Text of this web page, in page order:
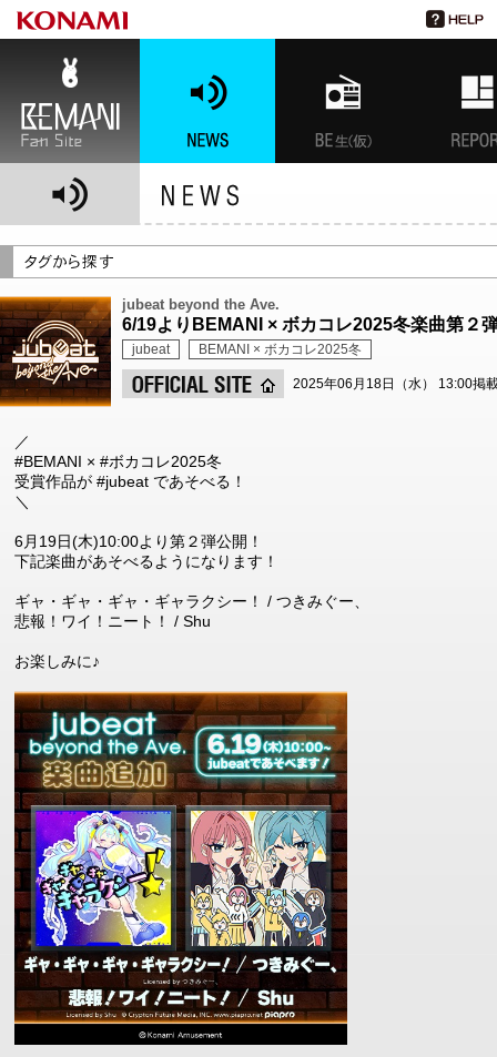
jubeat beyond the Ave.
6/19よりBEMANI × ボカコレ2025冬楽曲第２
jubeat BEMANI × ボカコレ2025冬
2025年06月18日（水） 13:00掲
／
#BEMANI × #ボカコレ2025冬
受賞作品が #jubeat であそべる！
＼
6月19日(木)10:00より第２弾公開！
下記楽曲があそべるようになります！
ギャ・ギャ・ギャ・ギャラクシー！ / つきみぐー、
悲報！ワイ！ニート！ / Shu
お楽しみに♪